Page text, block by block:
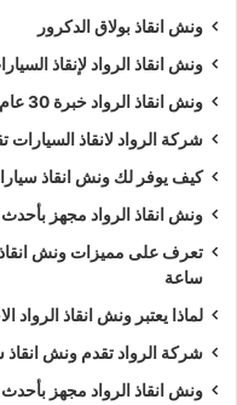
ونش انقاذ بولاق الدكرور
ونش انقاذ الرواد لإنقاذ
ونش انقاذ الرواد خبرة 30 عام تضمن لك خدمة مميزة
شركة الرواد لانقاذ
كيف يوفر لك ونش انقاذ
ونش انقاذ الرواد مجهز بأحدث
ساعة
لماذا يعتبر ونش انقاذ الرواد
شركة الرواد تقدم ونش
ونش انقاذ الرواد مجهز بأحدث